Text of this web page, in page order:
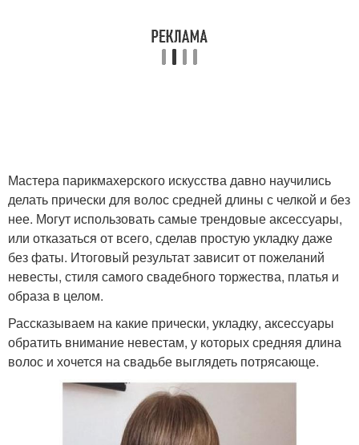
Мастера парикмахерского искусства давно научились
делать прически для волос средней длины с челкой и без
нее. Могут использовать самые трендовые аксессуары,
или отказаться от всего, сделав простую укладку даже
без фаты. Итоговый результат зависит от пожеланий
невесты, стиля самого свадебного торжества, платья и
образа в целом.
Рассказываем на какие прически, укладку, аксессуары
обратить внимание невестам, у которых средняя длина
волос и хочется на свадьбе выглядеть потрясающе.